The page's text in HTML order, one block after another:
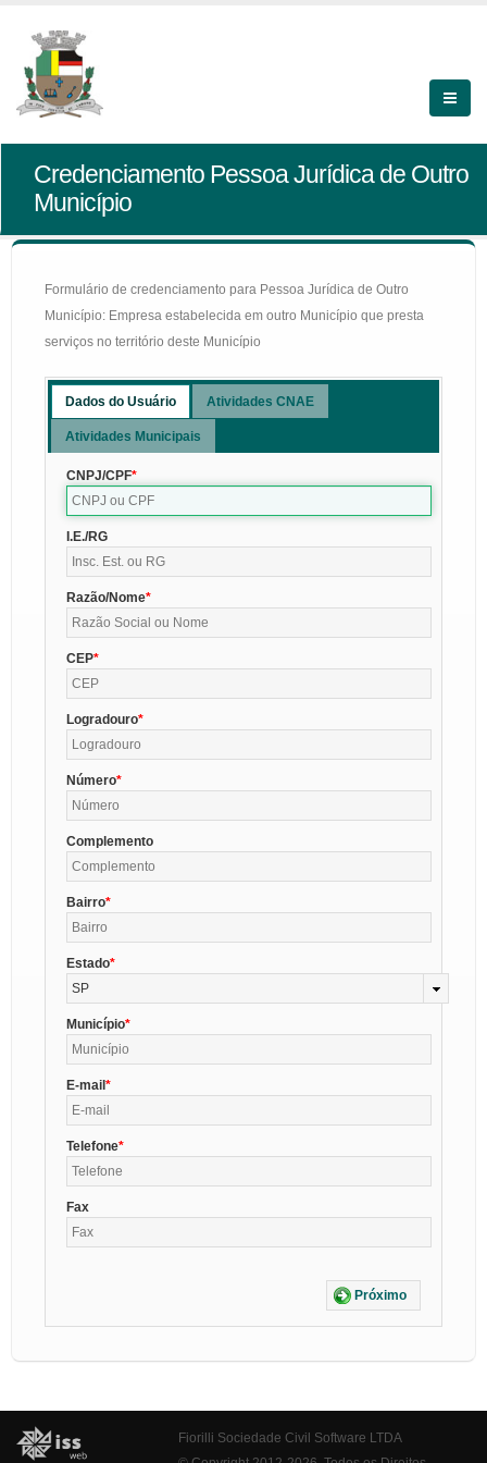
Credenciamento Pessoa Jurídica de Outro
Município
Formulário de credenciamento para Pessoa Jurídica de Outro
Município: Empresa estabelecida em outro Município que presta
serviços no território deste Município
Dados do Usuário Atividades CNAE
Atividades Municipais
CNPJ/CPF
I.E./RG
Razão/Nome
CEP
Logradouro
Número
Complemento
Bairro
Estado
SP
Município
E-mail
Telefone
Fax
Próximo
Fiorilli Sociedade Civil Software LTDA